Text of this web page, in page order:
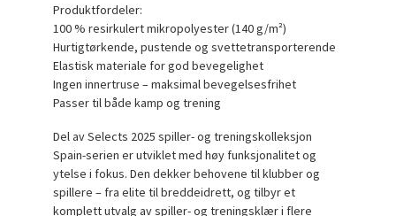
Produktfordeler:
100 % resirkulert mikropolyester (140 g/m²)
Hurtigtørkende, pustende og svettetransporterende
Elastisk materiale for god bevegelighet
Ingen innertruse – maksimal bevegelsesfrihet
Passer til både kamp og trening
Del av Selects 2025 spiller- og treningskolleksjon
Spain-serien er utviklet med høy funksjonalitet og
ytelse i fokus. Den dekker behovene til klubber og
spillere – fra elite til breddeidrett, og tilbyr et
komplett utvalg av spiller- og treningsklær i flere